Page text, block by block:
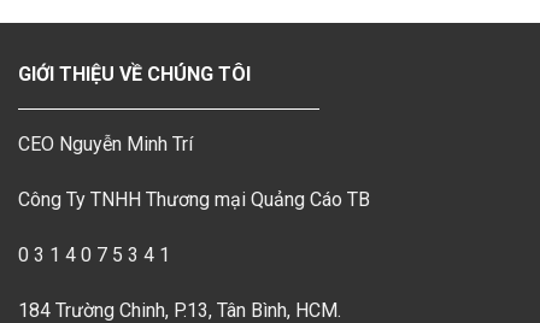
GIỚI THIỆU VỀ CHÚNG TÔI
CEO Nguyễn Minh Trí
Công Ty TNHH Thương mại Quảng Cáo TB
0 3 1 4 0 7 5 3 4 1
184 Trường Chinh, P.13, Tân Bình, HCM.